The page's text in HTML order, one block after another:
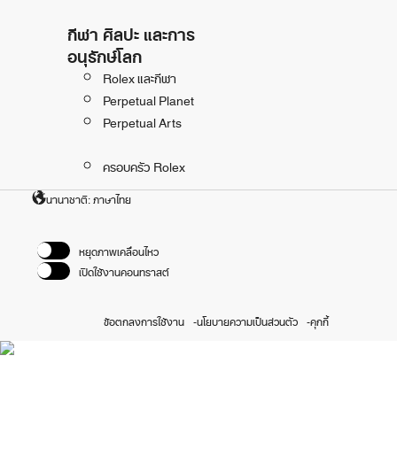
กีฬา ศิลปะ และการ
อนุรักษ์โลก
Rolex และกีฬา
Perpetual Planet
Perpetual Arts
ครอบครัว Rolex
นานาชาติ: ภาษาไทย
หยุดภาพเคลื่อนไหว
เปิดใช้งานคอนทราสต์
ข้อตกลงการใช้งาน นโยบายความเป็นส่วนตัว คุกกี้